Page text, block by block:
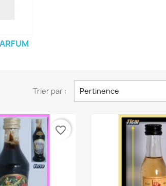
Trier par : Pertinence
favorite_border